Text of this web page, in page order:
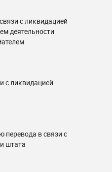
с ликвидацией
деятельности
с ликвидацией
перевода в связи с
штата